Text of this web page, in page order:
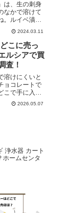
は、生の刺身
なかで溶けて
。ルイベ漬け
こで売って
買える？そこ
る場所を調
2024.03.11
こに売っ
ルシアで買
査！
溶けにくいと
ョコレートで
で手に入る
最新の販売店
コ ベイクが買
2026.05.07
浄水器 カート
ホームセンタ